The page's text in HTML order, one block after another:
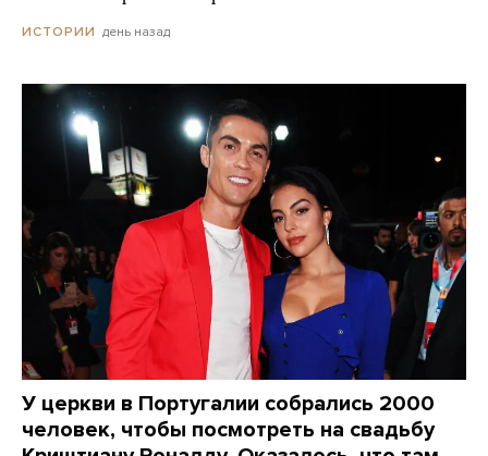
ИСТОРИИ день назад
У церкви в Португалии собрались 2000
человек, чтобы посмотреть на свадьбу